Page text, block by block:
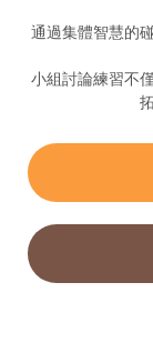
通過集體智慧的
小組討論練習不